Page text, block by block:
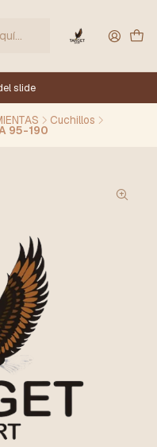
slide
Cuchillos
95-190